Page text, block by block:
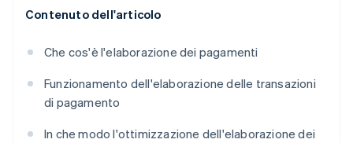
Contenuto dell'articolo
Che cos'è l'elaborazione dei pagamenti
Funzionamento dell'elaborazione delle transazioni
di pagamento
In che modo l'ottimizzazione dell'elaborazione dei